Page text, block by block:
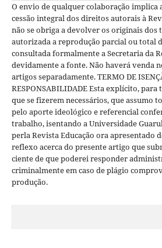
O envio de qualquer colaboração implica
cessão integral dos direitos autorais à
não se obriga a devolver os originais dos
autorizada a reprodução parcial ou total
consultada formalmente a Secretaria da
devidamente a fonte. Não haverá venda
artigos separadamente. TERMO DE
RESPONSABILIDADE Esta explícito,
que se fizerem necessários, que assumo
pelo aporte ideológico e referencial
trabalho, isentando a Universidade
perla Revista Educação ora apresentado
reflexo acerca do presente artigo que
ciente de que poderei responder
criminalmente em caso de plágio
produção.